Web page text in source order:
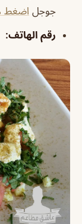
جوجل اضغط
رقم الهاتف: